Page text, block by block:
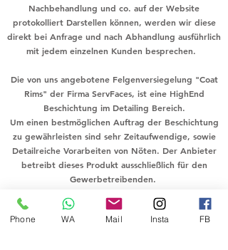
Nachbehandlung und co. auf der Website
protokolliert Darstellen können, werden wir diese
direkt bei Anfrage und nach Abhandlung ausführlich
mit jedem einzelnen Kunden besprechen.
Die von uns angebotene Felgenversiegelung "Coat
Rims" der Firma ServFaces, ist eine HighEnd
Beschichtung im Detailing Bereich.
Um einen bestmöglichen Auftrag der Beschichtung
zu gewährleisten sind sehr Zeitaufwendige, sowie
Detailreiche Vorarbeiten von Nöten. Der Anbieter
betreibt dieses Produkt ausschließlich für den
Gewerbetreibenden.
bestem Gewissen, dieses Produkt nicht an den
Laien/Privatmann über unseren Produktverkauf
Phone WA Mail Insta FB